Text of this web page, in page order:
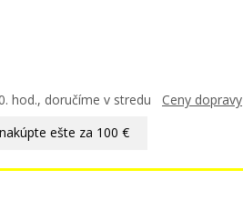
hod., doručíme v stredu Ceny dopravy
nakúpte ešte za 100 €